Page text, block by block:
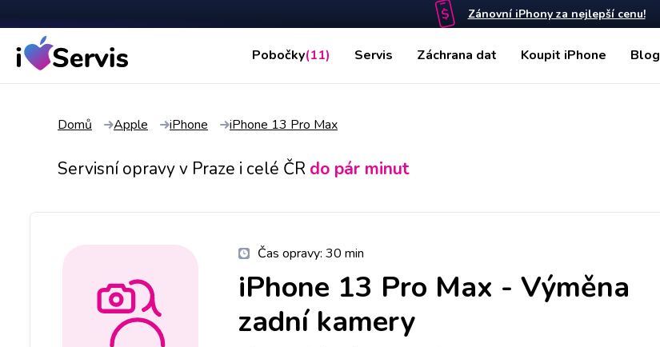
Zánovní iPhony za nejlepší cenu!
Pobočky(11) Servis Záchrana dat Koupit iPhone Blog
Domů Apple iPhone iPhone 13 Pro Max
Servisní opravy v Praze i celé ČR do pár minut
Čas opravy: 30 min
iPhone 13 Pro Max - Výměna
zadní kamery